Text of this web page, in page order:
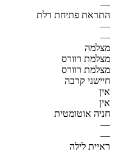
—
התראת פתיחת דלת
—
—
מצלמה
מצלמת רוורס
מצלמת רוורס
חיישני קרבה
אין
אין
חניה אוטומטית
—
—
ראיית לילה